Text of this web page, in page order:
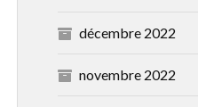
décembre 2022
novembre 2022